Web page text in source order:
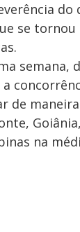
do
se tornou
semana,
de
na